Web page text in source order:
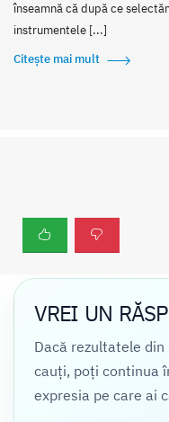
înseamnă că după ce
instrumentele [...]
Citește mai mult
VREI UN
Dacă rezultatele
cauți, poți continua
expresia pe care ai